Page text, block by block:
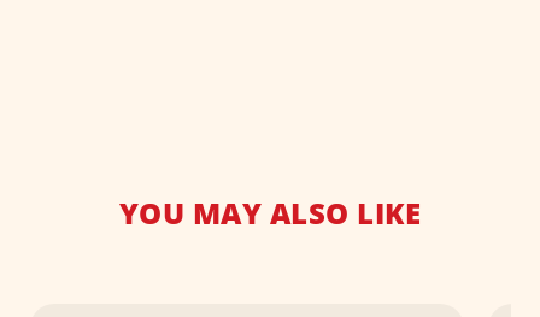
YOU MAY ALSO LIKE